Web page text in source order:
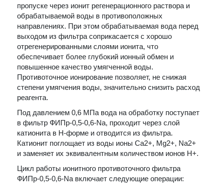
пропуске через ионит регенерационного раствора и
обрабатываемой воды в противоположных
направлениях. При этом обрабатываемая вода перед
выходом из фильтра соприкасается с хорошо
отрегенерированными слоями ионита, что
обеспечивает более глубокий ионный обмен и
повышенное качество умягченной воды.
Противоточное ионирование позволяет, не снижая
степени умягчения воды, значительно снизить расход
реагента.
Под давлением 0,6 МПа вода на обработку поступает
в фильтр ФИПр-0,5-0,6-Na, проходит через слой
катионита в Н-форме и отводится из фильтра.
Катионит поглощает из воды ионы Са2+, Mg2+, Na2+
и заменяет их эквивалентным количеством ионов Н+.
Цикл работы ионитного противоточного фильтра
ФИПр-0,5-0,6-Na включает следующие операции: